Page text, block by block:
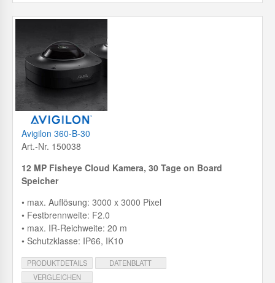
Avigilon 360-B-30
Art.-Nr. 150038
12 MP Fisheye Cloud Kamera, 30 Tage on Board
Speicher
• max. Auflösung: 3000 x 3000 Pixel
• Festbrennweite: F2.0
• max. IR-Reichweite: 20 m
• Schutzklasse: IP66, IK10
PRODUKTDETAILS
DATENBLATT
VERGLEICHEN